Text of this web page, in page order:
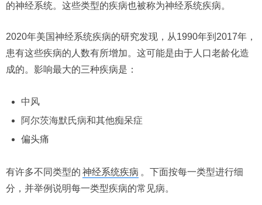
的神经系统。这些类型的疾病也被称为神经系统疾病。
2020年美国神经系统疾病的研究发现，从1990年到2017年，
患有这些疾病的人数有所增加。这可能是由于人口老龄化造
成的。影响最大的三种疾病是：
中风
阿尔茨海默氏病和其他痴呆症
偏头痛
有许多不同类型的 神经系统疾病 。下面按每一类型进行细
分，并举例说明每一类型疾病的常见病。